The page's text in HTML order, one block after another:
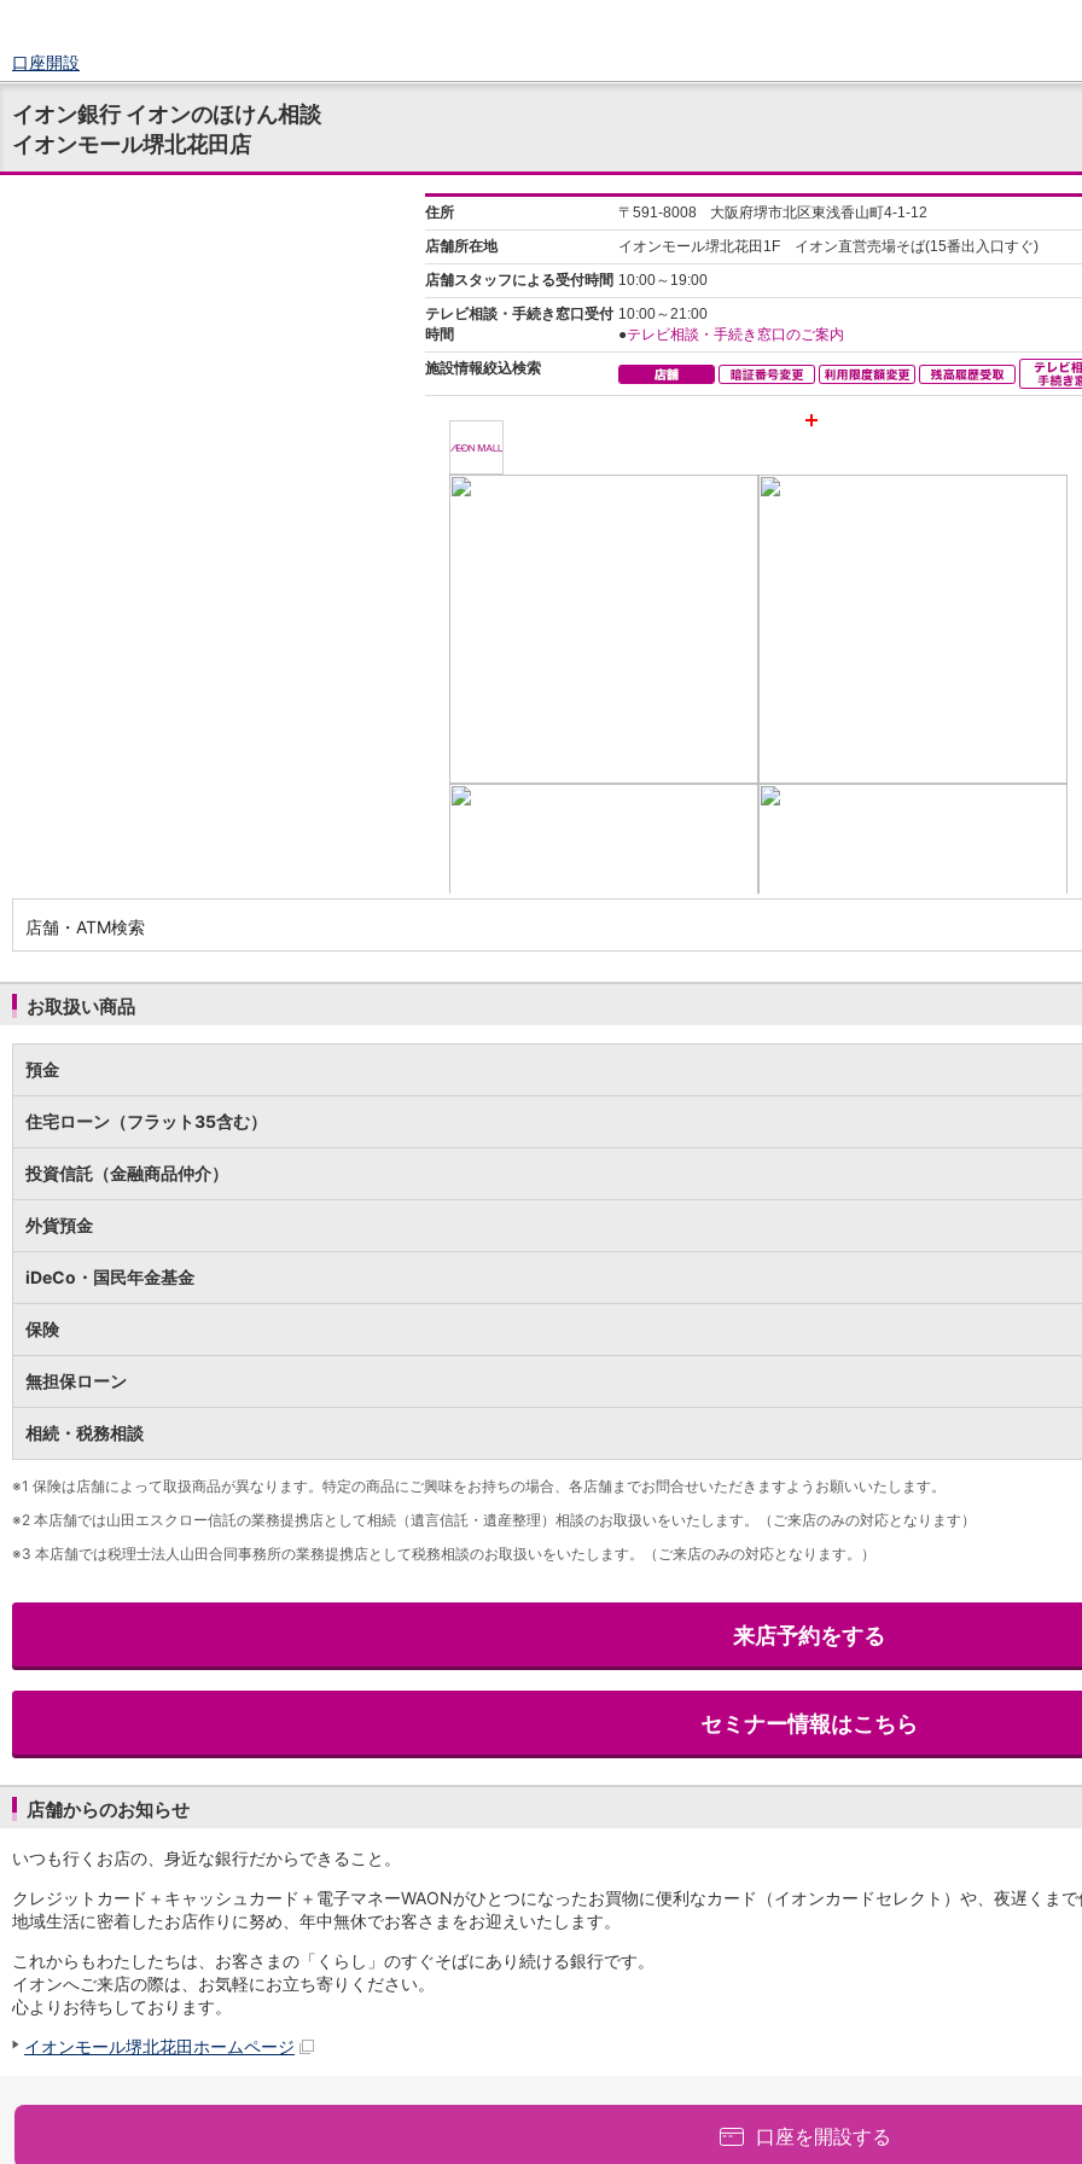
口座開設
ログイン
チャット
メニュー
商品・サービス
新規お借入れの方
お借換えの方
フラット35
リ・バース60
カードローン
目的別ローンマイページ
保険
保険TOP
医療保険
就業不能保険
海外旅行保険
国内旅行傷害保険
スマホ保険
傷害保険
介護保険
カード
クレジットカード
デビットカード
インターネットバンキング
アプリ
イオン銀行アプリ TOP
AEON Pay
AEON Pay
口座振替サービス
自動入金サービス
スマホ決済アプリ
公営競技
サービス
相続・税務のご相談
電子マネーWAON
セキュリティ
インボイス
手数料
キャンペーン
イオン銀行 イオンのほけん相談
イオンモール堺北花田店
店舗・ATM検索
お取扱い商品
預金
住宅ローン（フラット35含む）
投資信託（金融商品仲介）
外貨預金
iDeCo・国民年金基金
保険
無担保ローン
相続・税務相談
※1 保険は店舗によって取扱商品が異なります。特定の商品にご興味をお持ちの場合、各店舗までお問合せいただきますようお願いいたします。
※2 本店舗では山田エスクロー信託の業務提携店として相続（遺言信託・遺産整理）相談のお取扱いをいたします。（ご来店のみの対応となります）
※3 本店舗では税理士法人山田合同事務所の業務提携店として税務相談のお取扱いをいたします。（ご来店のみの対応となります。）
来店予約をする
セミナー情報はこちら
店舗からのお知らせ
いつも行くお店の、身近な銀行だからできること。
クレジットカード＋キャッシュカード＋電子マネーWAONがひとつになったお買物に便利なカード（イオンカードセレクト）や、夜遅くまで
地域生活に密着したお店作りに努め、年中無休でお客さまをお迎えいたします。
これからもわたしたちは、お客さまの「くらし」のすぐそばにあり続ける銀行です。
イオンへご来店の際は、お気軽にお立ち寄りください。
心よりお待ちしております。
イオンモール堺北花田ホームページ
口座を開設する